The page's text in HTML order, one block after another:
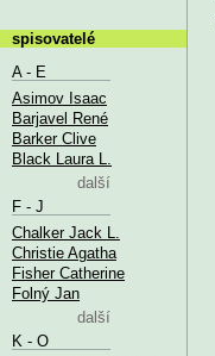
spisovatelé
A - E
Asimov Isaac
Barjavel René
Barker Clive
Black Laura L.
další
F - J
Chalker Jack L.
Christie Agatha
Fisher Catherine
Folný Jan
další
K - O